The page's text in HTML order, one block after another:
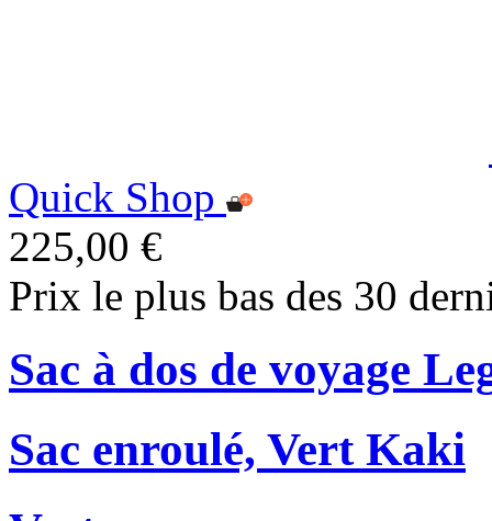
Quick Shop
225,00 €
Prix le plus bas des 30
Sac à dos de voyage
Sac enroulé, Vert Kaki